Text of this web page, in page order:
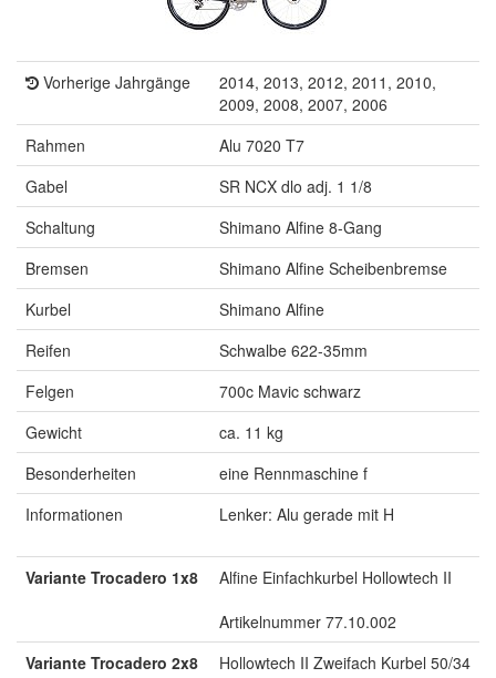
Vorherige Jahrgänge
2014, 2013, 2012, 2011, 2010,
2009, 2008, 2007, 2006
Rahmen
Alu 7020 T7
Gabel
SR NCX dlo adj. 1 1/8
Schaltung
Shimano Alfine 8-Gang
Bremsen
Shimano Alfine Scheibenbremse
Kurbel
Shimano Alfine
Reifen
Schwalbe 622-35mm
Felgen
700c Mavic schwarz
Gewicht
ca. 11 kg
Besonderheiten
eine Rennmaschine f
Informationen
Lenker: Alu gerade mit H
Variante Trocadero 1x8
Alfine Einfachkurbel Hollowtech II
Artikelnummer 77.10.002
Variante Trocadero 2x8
Hollowtech II Zweifach Kurbel 50/34